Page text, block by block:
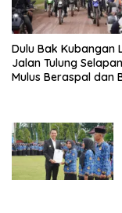
Dulu Bak Kubangan
Jalan Tulung
Mulus Beraspal dan